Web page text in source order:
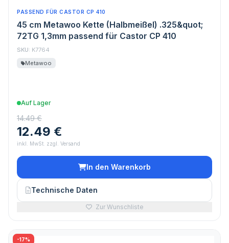
PASSEND FÜR CASTOR CP 410
45 cm Metawoo Kette (Halbmeißel) .325&quot;
72TG 1,3mm passend für Castor CP 410
SKU: K7764
Metawoo
Auf Lager
14.49 €
12.49 €
inkl. MwSt. zzgl. Versand
In den Warenkorb
Technische Daten
Zur Wunschliste
-17%